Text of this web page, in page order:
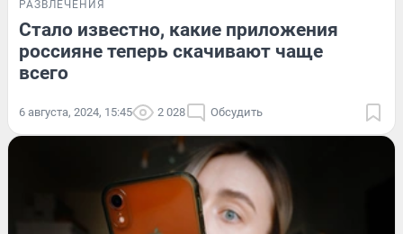
РАЗВЛЕЧЕНИЯ
Стало известно, какие приложения
россияне теперь скачивают чаще
всего
6 августа, 2024, 15:45 2 028 Обсудить